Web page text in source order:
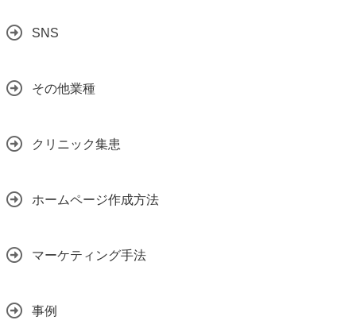
SNS
その他業種
クリニック集患
ホームページ作成方法
マーケティング手法
事例